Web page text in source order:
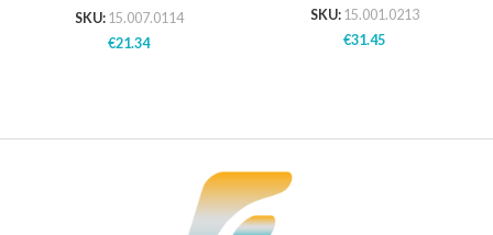
SKU: 15.007.0114
€21.34
SKU: 15.001.0213
€31.45